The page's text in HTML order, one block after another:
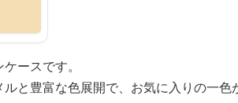
ースです。
と豊富な色展開で、お気に入りの一色